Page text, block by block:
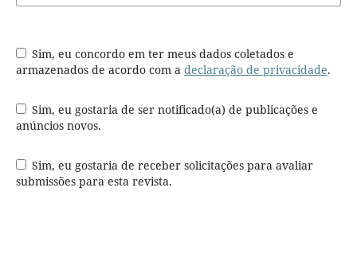
Sim, eu concordo em ter meus dados coletados e
armazenados de acordo com a declaração de privacidade.
Sim, eu gostaria de ser notificado(a) de publicações e
anúncios novos.
Sim, eu gostaria de receber solicitações para avaliar
submissões para esta revista.